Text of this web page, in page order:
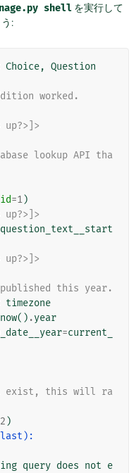
shell を実行して
:
Choice, Question
worked.
up?>]>
lookup API tha
id=1)
up?>]>
question_text__start
up?>]>
this year.
timezone
now() .year
=current_
exist, this will ra
2 )
last):
query does not e